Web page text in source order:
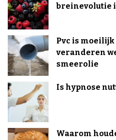
breinevolutie
Pvc is
veranderen
smeerolie
Is hypnose
Waarom